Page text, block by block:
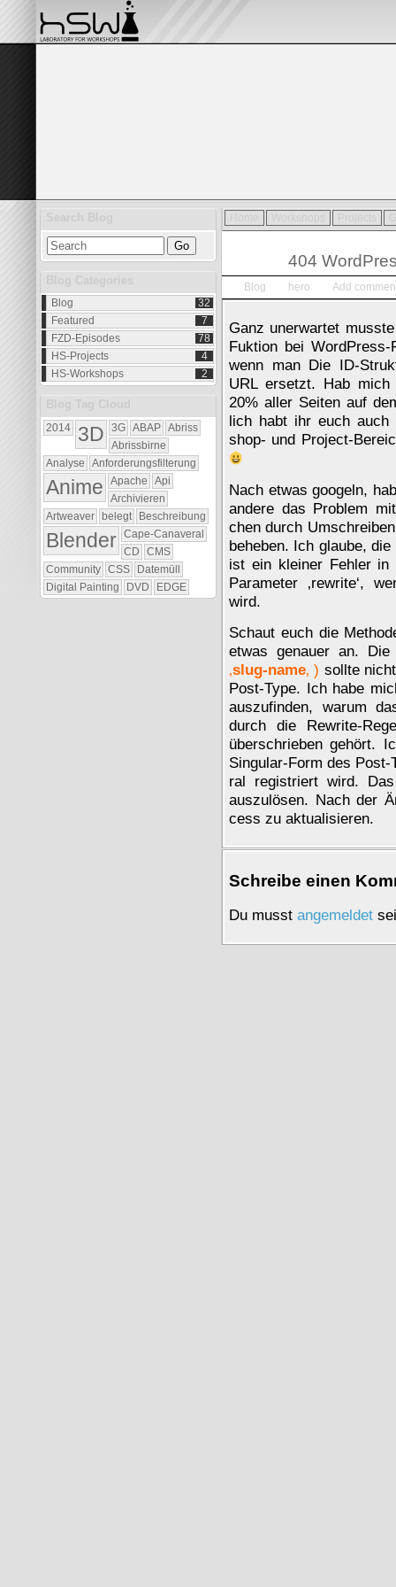
Blog
32
Featured
7
FZD-Episodes
78
HS-Projects
4
HS-Workshops
2
2014 3D 3G ABAP
Abriss
Abrissbirne
Analyse
Anforderungsfilterung
Anime Apache
Api
Archivieren
Artweaver
belegt Beschreibung
Blender
Cape-Canaveral
CD
CMS
Community
CSS
Datemüll
Digital Painting
DVD EDGE
404
Blog hero Add
Ganz un­er­war­tet
Fuk­ti­on bei
wenn man Die ID-
URL er­setzt. Hab
20% aller Sei­ten auf
lich habt ihr euch
shop- und Pro­ject-
Nach etwas goo­geln,
an­de­re das Pro­blem
chen durch
be­he­ben. Ich glau­be,
ist ein klei­ner Feh­ler in
Pa­ra­me­ter ‚re­wri­te‘,
wird.
Schaut euch die
etwas ge­nau­er an.
‚slug-na­me‚ ) soll­te
Post-Ty­pe. Ich habe
aus­zu­fin­den, warum
durch die Re­wri­te-
über­schrie­ben ge­hört.
Sin­gu­lar-Form des
ral re­gis­triert wird.
aus­zu­lö­sen. Nach der
cess zu ak­tua­li­sie­ren.
Schrei­be einen
Du musst an­ge­mel­det